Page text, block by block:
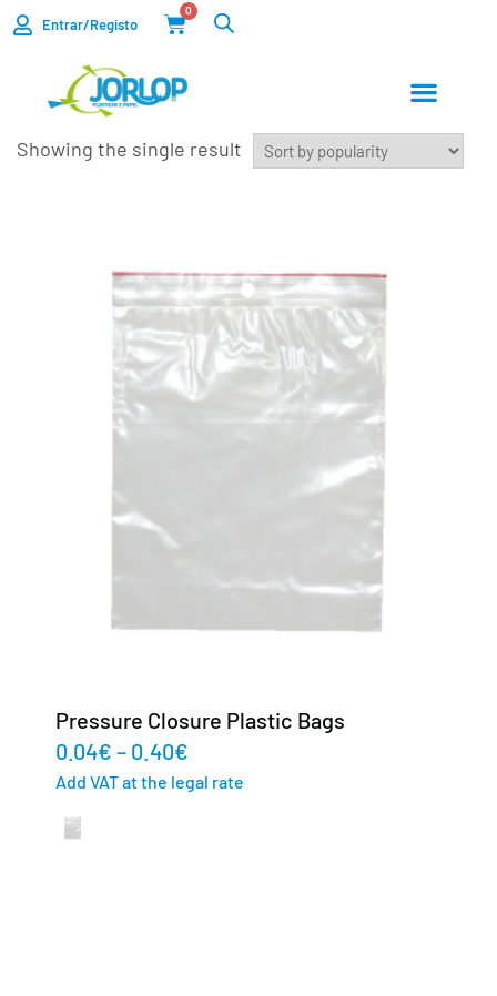
Entrar/Registo
0
Showing the single result
Pressure Closure Plastic Bags
0.04€ – 0.40€
Add VAT at the legal rate